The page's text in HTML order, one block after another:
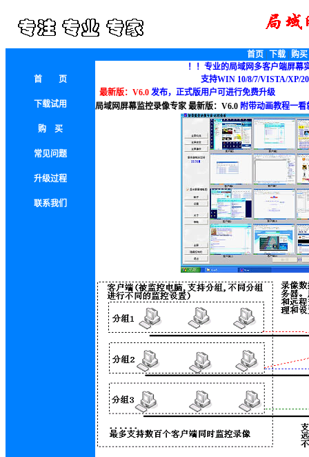
首页 下载 购买
首 页
下载试用
购 买
常见问题
升级过程
联系我们
！！专业的局域网多客户端屏幕
支持WIN 10/8/7/VISTA/XP/
最新版：V6.0 发布，正式版用户可进行免费升级
局域网屏幕监控录像专家 最新版：V6.0 附带动画教程一看